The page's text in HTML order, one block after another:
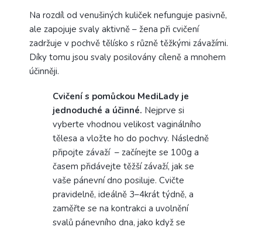
Na rozdíl od venušiných kuliček nefunguje pasivně,
ale zapojuje svaly aktivně – žena při cvičení
zadržuje v pochvě tělísko s různě těžkými závažími.
Díky tomu jsou svaly posilovány cíleně a mnohem
účinněji.
Cvičení s pomůckou MediLady je
jednoduché a účinné. Nejprve si
vyberte vhodnou velikost vaginálního
tělesa a vložte ho do pochvy. Následně
připojte závaží – začínejte se 100g a
časem přidávejte těžší závaží, jak se
vaše pánevní dno posiluje. Cvičte
pravidelně, ideálně 3–4krát týdně, a
zaměřte se na kontrakci a uvolnění
svalů pánevního dna, jako když se